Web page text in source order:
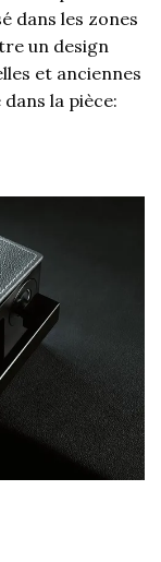
dans les zones
un design
et anciennes
la pièce: